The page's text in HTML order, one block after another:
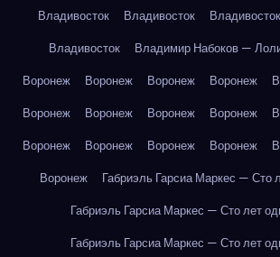
Владивосток
Владивосток Владивосток
Владивосток
Владимир Набоков —
Воронеж
Воронеж Воронеж Воронеж
Воронеж
Воронеж Воронеж Воронеж
Воронеж
Воронеж Воронеж Воронеж
Воронеж
Габриэль Гарсиа Маркес — Сто
Габриэль Гарсиа Маркес — Сто лет
Габриэль Гарсиа Маркес — Сто лет